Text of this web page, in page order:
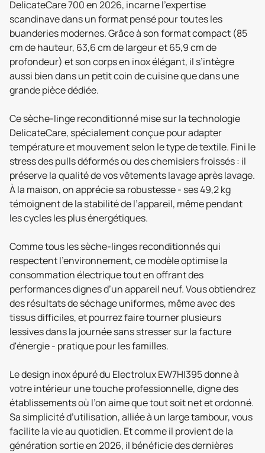
DelicateCare 700 en 2026, incarne l’expertise
scandinave dans un format pensé pour toutes les
buanderies modernes. Grâce à son format compact (85
cm de hauteur, 63,6 cm de largeur et 65,9 cm de
profondeur) et son corps en inox élégant, il s’intègre
aussi bien dans un petit coin de cuisine que dans une
grande pièce dédiée.
Ce sèche-linge reconditionné mise sur la technologie
DelicateCare, spécialement conçue pour adapter
température et mouvement selon le type de textile. Fini le
stress des pulls déformés ou des chemisiers froissés : il
préserve la qualité de vos vêtements lavage après lavage.
À la maison, on apprécie sa robustesse - ses 49,2 kg
témoignent de la stabilité de l’appareil, même pendant
les cycles les plus énergétiques.
Comme tous les sèche-linges reconditionnés qui
respectent l’environnement, ce modèle optimise la
consommation électrique tout en offrant des
performances dignes d’un appareil neuf. Vous obtiendrez
des résultats de séchage uniformes, même avec des
tissus difficiles, et pourrez faire tourner plusieurs
lessives dans la journée sans stresser sur la facture
d'énergie - pratique pour les familles.
Le design inox épuré du Electrolux EW7HI395 donne à
votre intérieur une touche professionnelle, digne des
établissements où l’on aime que tout soit net et ordonné.
Sa simplicité d’utilisation, alliée à un large tambour, vous
facilite la vie au quotidien. Et comme il provient de la
génération sortie en 2026, il bénéficie des dernières